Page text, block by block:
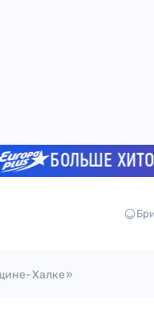
БОЛЬШЕ ХИТОВ!
Халке»